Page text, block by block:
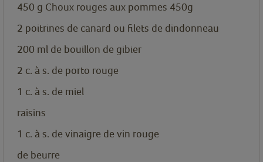
450 g Choux rouges aux pommes 450g
2 poitrines de canard ou filets de dindonneau
200 ml de bouillon de gibier
2 c. à s. de porto rouge
1 c. à s. de miel
raisins
1 c. à s. de vinaigre de vin rouge
de beurre